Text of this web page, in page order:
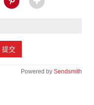
提交
Powered by Sendsmith